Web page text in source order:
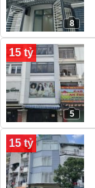
8
15 tỷ
5
15 tỷ